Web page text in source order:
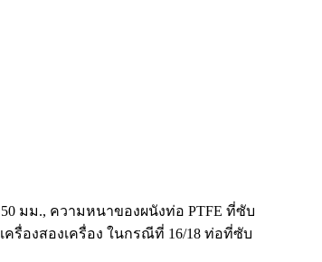
มม., ความหนาของผนังท่อ PTFE ที่ซับ
รื่องสองเครื่อง ในกรณีที่ 16/18 ท่อที่ซับ